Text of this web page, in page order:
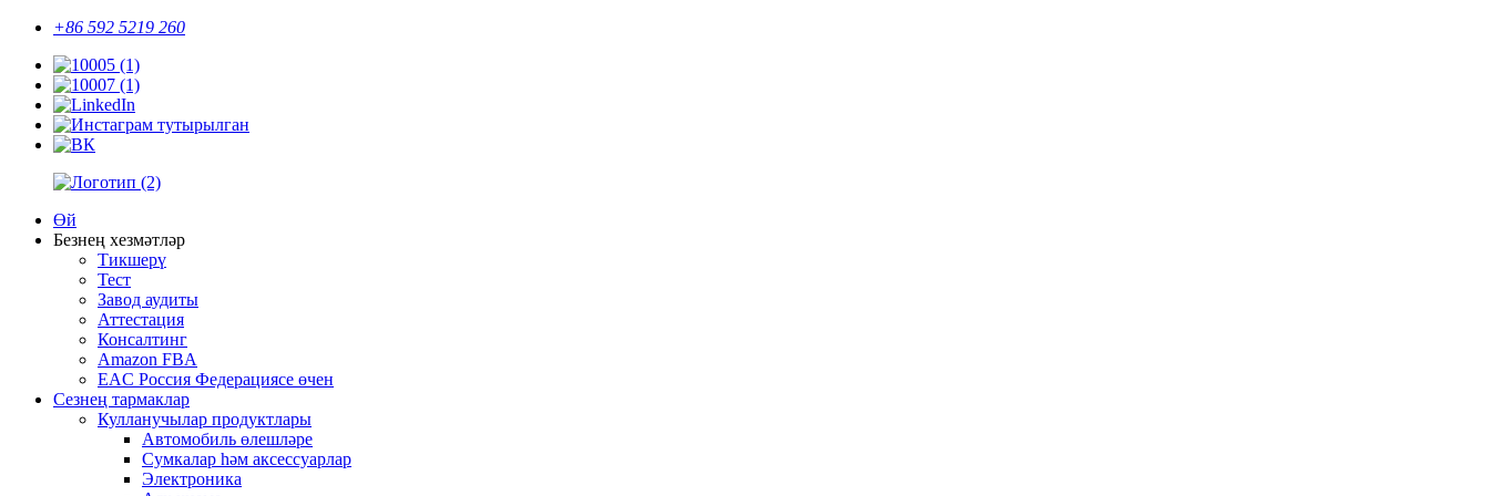
+86 592 5219 260
Өй
Безнең хезмәтләр
Тикшерү
Тест
Завод аудиты
Аттестация
Консалтинг
Amazon FBA
EAC Россия Федерациясе өчен
Сезнең тармаклар
Кулланучылар продуктлары
Автомобиль өлешләре
Сумкалар һәм аксессуарлар
Электроника